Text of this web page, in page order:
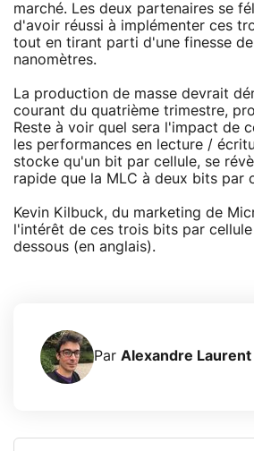
marché. Les deux partenaires se
d'avoir réussi à implémenter ces
tout en tirant parti d'une finesse
nanomètres.
La production de masse devrait
courant du quatrième trimestre,
Reste à voir quel sera l'impact de
les performances en lecture /
stocke qu'un bit par cellule, se
rapide que la MLC à deux bits par
Kevin Kilbuck, du marketing de
l'intérêt de ces trois bits par
dessous (en anglais).
Par Alexandre Laurent